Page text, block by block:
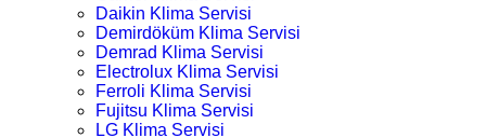
Daikin Klima Servisi
Demirdöküm Klima Servisi
Demrad Klima Servisi
Electrolux Klima Servisi
Ferroli Klima Servisi
Fujitsu Klima Servisi
LG Klima Servisi